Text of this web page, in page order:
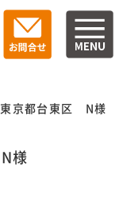
京都台東区 N様
様